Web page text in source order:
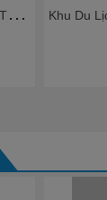
K
hu Du Lịch Văn Thánh – Thiên Đường Nghỉ Dưỡng Giữa Lòng Sài Gòn